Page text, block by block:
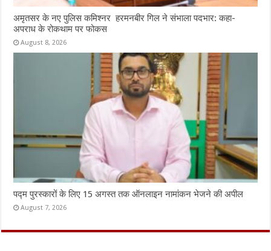
अमृतसर के नए पुलिस कमिश्नर हरमनबीर गिल ने संभाला पदभार: कहा-
अपराध के रोकथाम पर फोकस
August 8, 2026
पद्म पुरस्कारों के लिए 15 अगस्त तक ऑनलाइन नामांकन भेजने की अपील
August 7, 2026